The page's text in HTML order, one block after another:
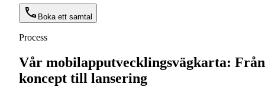
Boka ett samtal
Process
Vår mobilapputvecklingsvägkarta: Från
koncept till lansering